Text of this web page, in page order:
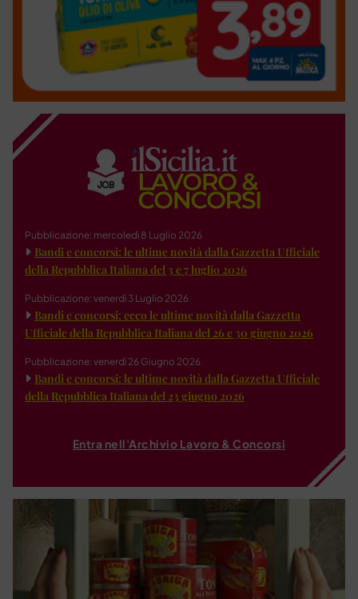
Pubblicazione: mercoledì 8 Luglio 2026
Bandi e concorsi: le ultime novità dalla Gazzetta Ufficiale
della Repubblica Italiana del 3 e 7 luglio 2026
Pubblicazione: venerdì 3 Luglio 2026
Bandi e concorsi: ecco le ultime novità dalla Gazzetta
Ufficiale della Repubblica Italiana del 26 e 30 giugno 2026
Pubblicazione: venerdì 26 Giugno 2026
Bandi e concorsi: le ultime novità dalla Gazzetta Ufficiale
della Repubblica Italiana del 23 giugno 2026
Entra nell'Archivio Lavoro & Concorsi